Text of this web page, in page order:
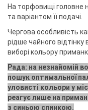
На торфовищі головне
та варіантом її подачі.
Чергова особливість
рідше чайного
виборі кольору
Рада: на незнайомій
пошук оптимальної
уловисті кольори у
реагує лише на
з синьою спинкою.